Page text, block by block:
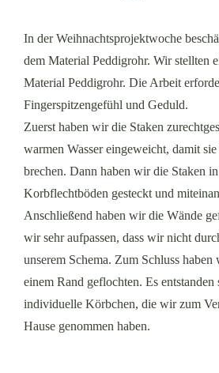
In der Weihnachtsprojektwoche
dem Material Peddigrohr. Wir stellten
Material Peddigrohr. Die Arbeit
Fingerspitzengefühl und Geduld.
Zuerst haben wir die Staken
warmen Wasser eingeweicht, damit
brechen. Dann haben wir die Staken
Korbflechtböden gesteckt und
Anschließend haben wir die Wände
wir sehr aufpassen, dass wir nicht
unserem Schema. Zum Schluss haben
einem Rand geflochten. Es entstanden
individuelle Körbchen, die wir zum
Hause genommen haben.